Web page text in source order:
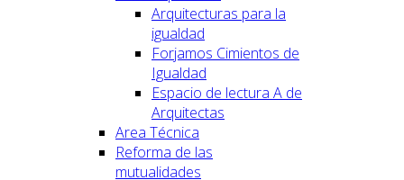
Arquitecturas para la
igualdad
Forjamos Cimientos de
Igualdad
Espacio de lectura A de
Arquitectas
Area Técnica
Reforma de las
mutualidades